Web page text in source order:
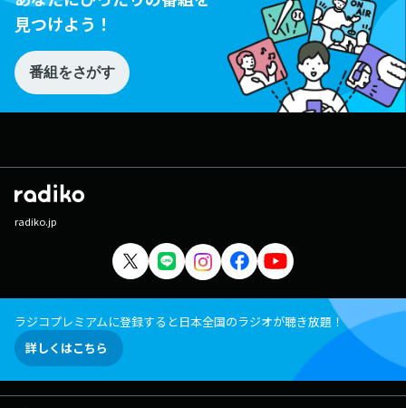
見つけよう！
番組をさがす
radiko.jp
ラジコプレミアムに登録すると日本全国のラジオが聴き放題！
詳しくはこちら